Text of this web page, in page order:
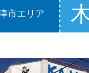
市エリア